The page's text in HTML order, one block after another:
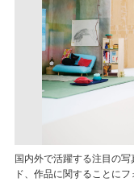
国内外で活躍する注目の
ド、作品に関することにフ